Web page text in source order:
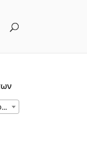
Επιλέξτε μία κατηγορία